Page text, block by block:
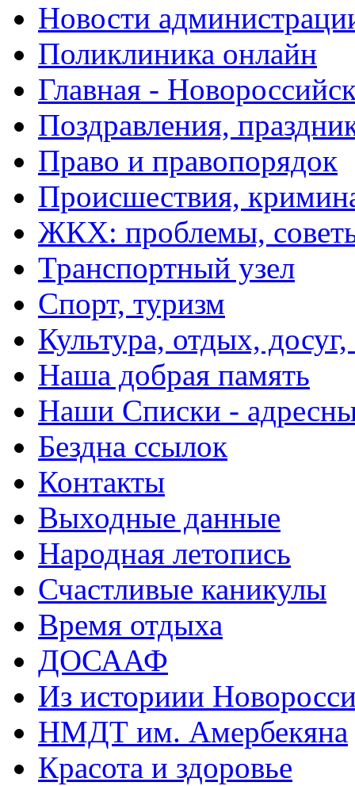
Новости
Поликлиника онлайн
Главная -
Поздравления,
Право и правопорядок
Происшествия,
ЖКХ: проблемы,
Транспортный узел
Спорт, туризм
Культура, отдых,
Наша добрая память
Наши Списки -
Бездна ссылок
Контакты
Выходные данные
Народная летопись
Счастливые каникулы
Время отдыха
ДОСААФ
Из историии
НМДТ им. Амербекяна
Красота и здоровье